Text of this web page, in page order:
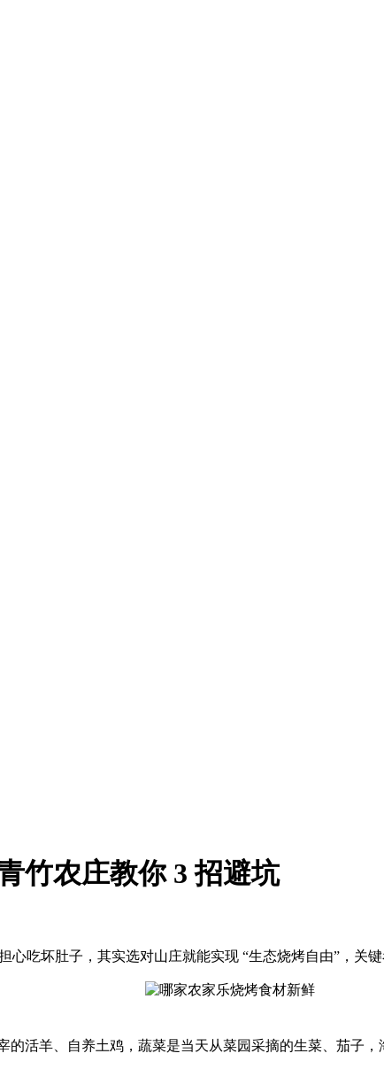
竹农庄教你 3 招避坑​
心吃坏肚子，其实选对山庄就能实现 “生态烧烤自由”，关键
的活羊、自养土鸡，蔬菜是当天从菜园采摘的生菜、茄子，